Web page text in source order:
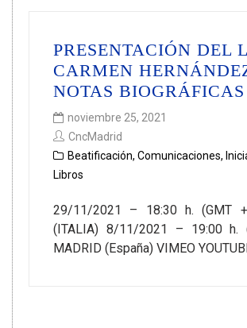
PRESENTACIÓN DEL
CARMEN
NOTAS BIOGRÁFICAS
noviembre 25, 2021
CncMadrid
Beatificación, Comunicaciones,
Libros
29/11/2021 – 18:30 h. (GMT
(ITALIA) 8/11/2021 – 19:00 h.
MADRID (España) VIMEO